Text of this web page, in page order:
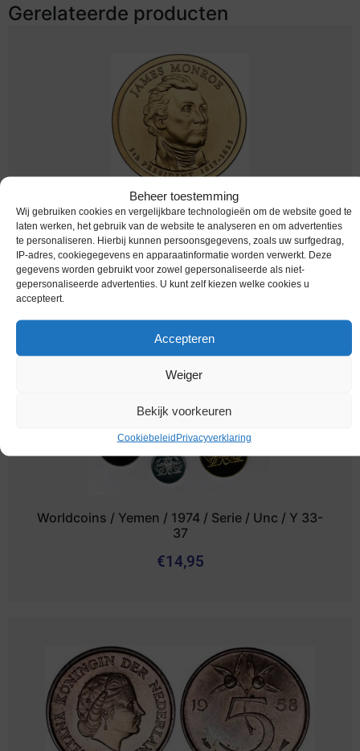
Beheer toestemming
Wij gebruiken cookies en vergelijkbare technologieën om de website goed te
laten werken, het gebruik van de website te analyseren en om advertenties
te personaliseren. Hierbij kunnen persoonsgegevens, zoals uw surfgedrag,
IP-adres, cookiegegevens en apparaatinformatie worden verwerkt. Deze
gegevens worden gebruikt voor zowel gepersonaliseerde als niet-
gepersonaliseerde advertenties. U kunt zelf kiezen welke cookies u
accepteert.
Accepteren
Weiger
Bekijk voorkeuren
CookiebeleidPrivacyverklaring
Gerelateerde producten
Worldcoins / Km 426 / United States of America
/ USA / 1817-1825 / 2008 P / One Dollar / James
Monroe / Unc
€2,69
Worldcoins / Yemen / 1974 / Serie / Unc / Y 33-
37
€14,95